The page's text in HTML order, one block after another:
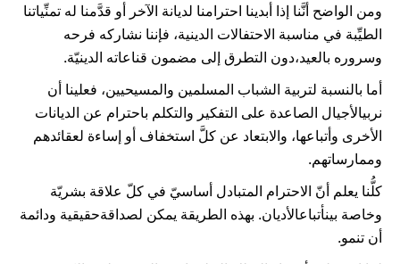
ومن الواضح أنَّنا إذا أبدينا احترامنا لديانة الآخر أو قدَّمنا له تمنِّياتنا
الطيِّبة في مناسبة الاحتفالات الدينية، فإننا نشاركه فرحه
وسروره بالعيد،دون التطرق إلى مضمون قناعاته الدينيّة.
أما بالنسبة لتربية الشباب المسلمين والمسيحيين، فعلينا أن
نربيالأجيال الصاعدة على التفكير والتكلم باحترام عن الديانات
الأخرى وأتباعها، والابتعاد عن كلَّ استخفاف أو إساءة لعقائدهم
وممارساتهم.
كلُّنا يعلم أنّ الاحترام المتبادل أساسيّ في كلّ علاقة بشريّة
وخاصة بينأتباعالأديان. بهذه الطريقة يمكن لصداقةحقيقية ودائمة
أن تنمو.